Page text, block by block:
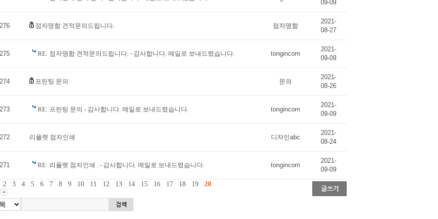
09-09
276 점자명함 견적문의드립니다. 점자명함
2021-
08-27
275 RE: 점자명함 견적문의드립니다. - 감사합니다. 메일로 보내드렸습니다. tongincom
2021-
09-09
274 프린팅 문의 문의
2021-
08-26
273 RE: 프린팅 문의 - 감사합니다. 메일로 보내드렸습니다. tongincom
2021-
09-09
272 리플렛 점자인쇄 디자인abc
2021-
08-24
271 RE: 리플렛 점자인쇄 . - 감사합니다. 메일로 보내드렸습니다. tongincom
2021-
09-09
2
3 4 5 6 7 8 9 10 11 12 13 14 15 16 17 18 19 20